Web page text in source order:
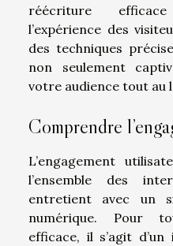
réécriture
l’expérience des
des techniques
non seulement
votre audience tout au
Comprendre
L’engagement
l’ensemble des
entretient avec un
numérique. Pour
efficace, il s’agit